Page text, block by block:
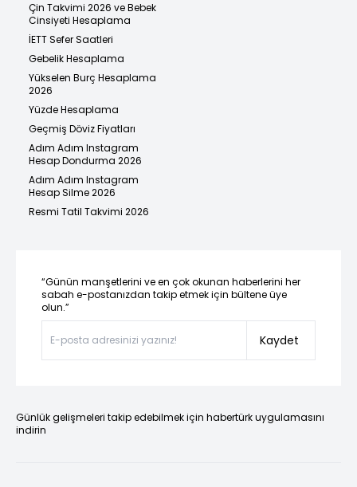
Çin Takvimi 2026 ve Bebek
Cinsiyeti Hesaplama
İETT Sefer Saatleri
Gebelik Hesaplama
Yükselen Burç Hesaplama
2026
Yüzde Hesaplama
Geçmiş Döviz Fiyatları
Adım Adım Instagram
Hesap Dondurma 2026
Adım Adım Instagram
Hesap Silme 2026
Resmi Tatil Takvimi 2026
“Günün manşetlerini ve en çok okunan haberlerini her
sabah e-postanızdan takip etmek için bültene üye
olun.”
Kaydet
Günlük gelişmeleri takip edebilmek için habertürk uygulamasını
indirin